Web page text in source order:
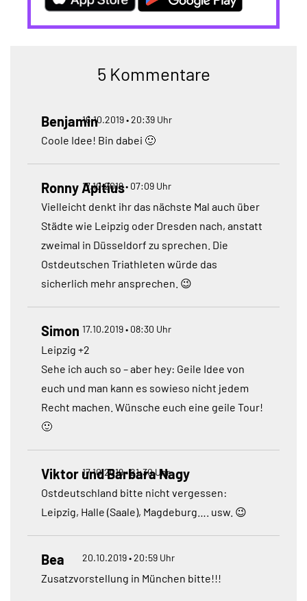
5 Kommentare
Benjamin16.10.2019 • 20:39 Uhr
Coole Idee! Bin dabei 🙂
Ronny Apitius17.10.2019 • 07:09 Uhr
Vielleicht denkt ihr das nächste Mal auch über
Städte wie Leipzig oder Dresden nach, anstatt
zweimal in Düsseldorf zu sprechen. Die
Ostdeutschen Triathleten würde das
sicherlich mehr ansprechen. 😉
Simon 17.10.2019 • 08:30 Uhr
Leipzig +2
Sehe ich auch so – aber hey: Geile Idee von
euch und man kann es sowieso nicht jedem
Recht machen. Wünsche euch eine geile Tour!
🙂
Viktor und Barbara Nagy
17.10.2019 • 21:30 Uhr
Ostdeutschland bitte nicht vergessen:
Leipzig, Halle (Saale), Magdeburg…. usw. 😉
Bea 20.10.2019 • 20:59 Uhr
Zusatzvorstellung in München bitte!!!